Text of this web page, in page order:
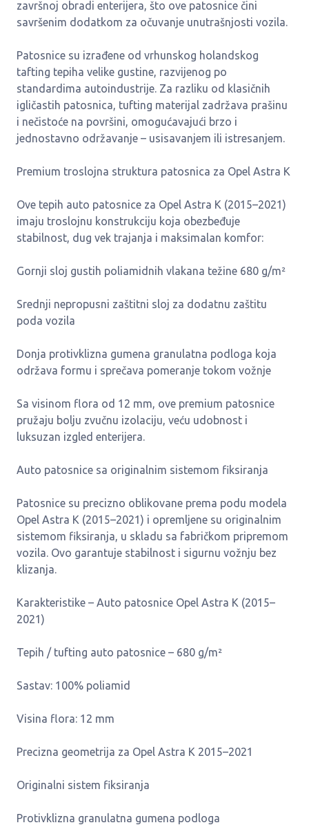
završnoj obradi enterijera, što ove patosnice čini
savršenim dodatkom za očuvanje unutrašnjosti vozila.
Patosnice su izrađene od vrhunskog holandskog
tafting tepiha velike gustine, razvijenog po
standardima autoindustrije. Za razliku od klasičnih
igličastih patosnica, tufting materijal zadržava prašinu
i nečistoće na površini, omogućavajući brzo i
jednostavno održavanje – usisavanjem ili istresanjem.
Premium troslojna struktura patosnica za Opel Astra K
Ove tepih auto patosnice za Opel Astra K (2015–2021)
imaju troslojnu konstrukciju koja obezbeđuje
stabilnost, dug vek trajanja i maksimalan komfor:
Gornji sloj gustih poliamidnih vlakana težine 680 g/m²
Srednji nepropusni zaštitni sloj za dodatnu zaštitu
poda vozila
Donja protivklizna gumena granulatna podloga koja
održava formu i sprečava pomeranje tokom vožnje
Sa visinom flora od 12 mm, ove premium patosnice
pružaju bolju zvučnu izolaciju, veću udobnost i
luksuzan izgled enterijera.
Auto patosnice sa originalnim sistemom fiksiranja
Patosnice su precizno oblikovane prema podu modela
Opel Astra K (2015–2021) i opremljene su originalnim
sistemom fiksiranja, u skladu sa fabričkom pripremom
vozila. Ovo garantuje stabilnost i sigurnu vožnju bez
klizanja.
Karakteristike – Auto patosnice Opel Astra K (2015–
2021)
Tepih / tufting auto patosnice – 680 g/m²
Sastav: 100% poliamid
Visina flora: 12 mm
Precizna geometrija za Opel Astra K 2015–2021
Originalni sistem fiksiranja
Protivklizna granulatna gumena podloga